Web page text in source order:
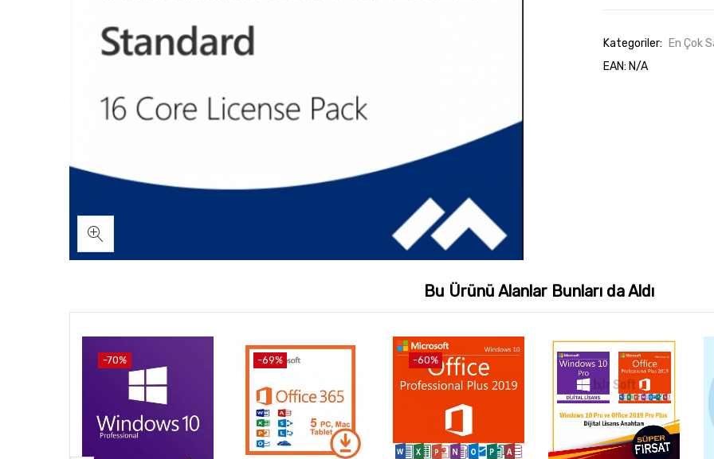
Server
2022
Kategoriler: En Çok
EAN: N/A
Bu Ürünü Alanlar Bunları da Aldı
-70% -69% -60%